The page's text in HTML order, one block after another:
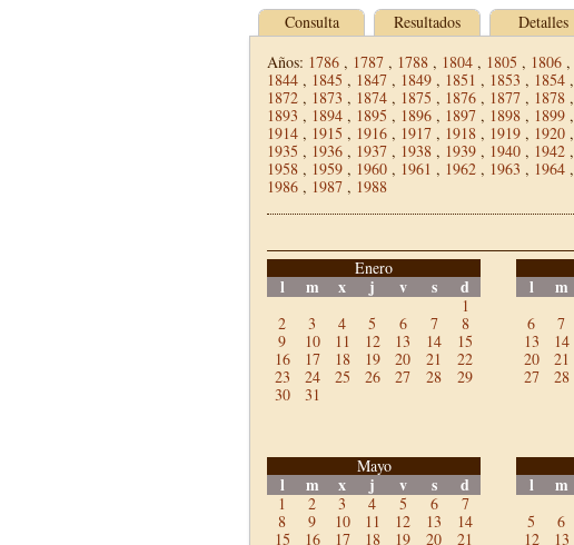
Consulta Resultados Detalles
Años: 1786 , 1787 , 1788 , 1804 , 1805 , 1806 ,
1844 , 1845 , 1847 , 1849 , 1851 , 1853 , 1854 ,
1872 , 1873 , 1874 , 1875 , 1876 , 1877 , 1878 ,
1893 , 1894 , 1895 , 1896 , 1897 , 1898 , 1899 ,
1914 , 1915 , 1916 , 1917 , 1918 , 1919 , 1920 ,
1935 , 1936 , 1937 , 1938 , 1939 , 1940 , 1942 ,
1958 , 1959 , 1960 , 1961 , 1962 , 1963 , 1964 ,
1986 , 1987 , 1988
Enero
l m x j v s d
1
2
3 4 5 6 7
8
9
10 11 12 13 14
15
16
17 18 19 20 21
22
23
24 25 26 27 28
29
30
31
l m
6
7
13
14
20
21
27
28
Mayo
l m x j v s d
1 2 3 4 5 6
7
8
9 10 11 12 13
14
15
16 17 18 19 20
21
l m
5
6
12
13